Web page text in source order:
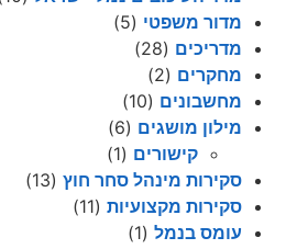
מדור משפטי (5)
מדריכים (28)
מחקרים (2)
מחשבונים (10)
מילון מושגים (6)
קישורים (1)
סקירות מינהל סחר חוץ (13)
סקירות מקצועיות (11)
עומס בנמל (1)